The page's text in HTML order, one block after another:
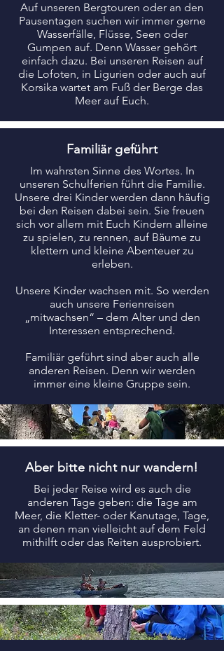
Auf unseren Bergtouren oder an den
Pausentagen suchen wir immer gerne
Wasserfälle, Flüsse, Seen oder
Gumpen auf. Denn Wasser gehört
einfach dazu. Bei unseren Reisen auf
die Lofoten, in Ligurien oder auch auf
Korsika wartet am Fuß der Berge das
Meer auf Euch.
Familiär geführt
Im wahrsten Sinne des Wortes. In
unseren Schulferien führt die Familie.
Unsere drei Kinder werden dann häufig
bei den Reisen dabei sein. Sie freuen
sich vor allem mit Euch Kindern alleine
zu spielen, zu rennen, auf Bäume zu
klettern und kleine Abenteuer zu
erleben.
Unsere Kinder wachsen mit. So werden
auch unsere Ferienreisen
„mitwachsen“ – dem Alter und den
Interessen entsprechend.
Familiär geführt sind aber auch alle
anderen Reisen. Denn wir werden
immer eine kleine Gruppe sein.
Aber bitte nicht nur wandern!
Bei jeder Reise wird es auch die
anderen Tage geben: die Tage am
Meer, die Kletter- oder Kanutage, Tage,
an denen man vielleicht auf dem Feld
mithilft oder das Reiten ausprobiert.